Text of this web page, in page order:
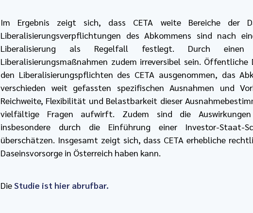
Im Ergebnis zeigt sich, dass CETA weite Bereiche der
Liberalisierungsverpflichtungen des Abkommens sind nach
Liberalisierung als Regelfall festlegt. Durch einen
Liberalisierungsmaßnahmen zudem irreversibel sein.
den Liberalisierungspflichten des CETA ausgenommen, das
verschieden weit gefassten spezifischen Ausnahmen und
Reichweite, Flexibilität und Belastbarkeit dieser
vielfältige Fragen aufwirft. Zudem sind die Auswirkungen
insbesondere durch die Einführung einer Investor-Staat-
überschätzen. Insgesamt zeigt sich, dass CETA erhebliche
Daseinsvorsorge in Österreich haben kann.
DieStudie ist hier abrufbar.